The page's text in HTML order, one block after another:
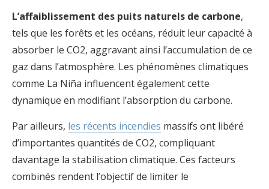
L’affaiblissement des puits naturels de carbone,
tels que les forêts et les océans, réduit leur capacité à
absorber le CO2, aggravant ainsi l’accumulation de ce
gaz dans l’atmosphère. Les phénomènes climatiques
comme La Niña influencent également cette
dynamique en modifiant l’absorption du carbone.
Par ailleurs, les récents incendies massifs ont libéré
d’importantes quantités de CO2, compliquant
davantage la stabilisation climatique. Ces facteurs
combinés rendent l’objectif de limiter le